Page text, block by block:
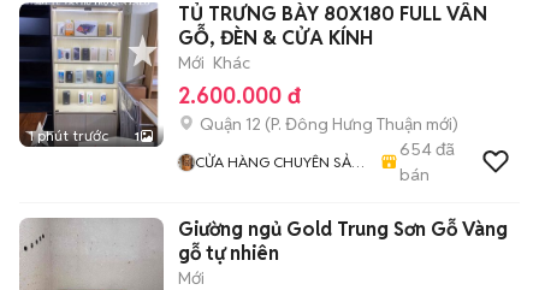
1 phút trước 1
TỦ TRƯNG BÀY 80X180 FULL VÂN
GỖ, ĐÈN & CỬA KÍNH
Mới Khác
2.600.000 đ
Quận 12 (P. Đông Hưng Thuận mới)
CỬA HÀNG CHUYÊN SẢN
654đã
bán
Giường ngủ Gold Trung Sơn Gỗ Vàng
gỗ tự nhiên
Mới